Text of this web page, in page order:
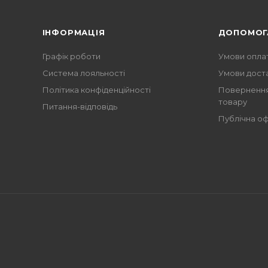
ІНФОРМАЦІЯ
Графік роботи
Система лояльності
Політика конфіденційності
Питання-відповідь
Умови
Умови
товару
Публічна